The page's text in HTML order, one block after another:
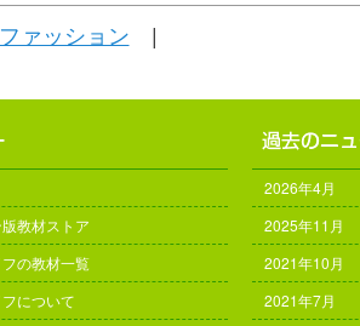
ァッション |
教材ストア
の教材一覧
について
2026年4月
2025年11月
2021年10月
2021年7月